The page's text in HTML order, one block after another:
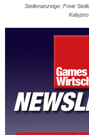
Stellenanzeige: Freie